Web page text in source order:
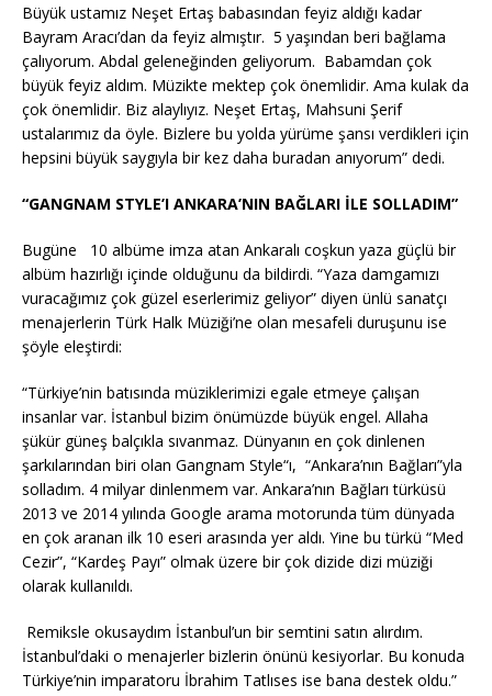
Büyük ustamız Neşet Ertaş babasından feyiz aldığı kadar
Bayram Aracı’dan da feyiz almıştır. 5 yaşından beri bağlama
çalıyorum. Abdal geleneğinden geliyorum. Babamdan çok
büyük feyiz aldım. Müzikte mektep çok önemlidir. Ama kulak da
çok önemlidir. Biz alaylıyız. Neşet Ertaş, Mahsuni Şerif
ustalarımız da öyle. Bizlere bu yolda yürüme şansı verdikleri için
hepsini büyük saygıyla bir kez daha buradan anıyorum” dedi.
“GANGNAM STYLE’I ANKARA’NIN BAĞLARI İLE SOLLADIM”
Bugüne 10 albüme imza atan Ankaralı coşkun yaza güçlü bir
albüm hazırlığı içinde olduğunu da bildirdi. “Yaza damgamızı
vuracağımız çok güzel eserlerimiz geliyor” diyen ünlü sanatçı
menajerlerin Türk Halk Müziği’ne olan mesafeli duruşunu ise
şöyle eleştirdi:
“Türkiye’nin batısında müziklerimizi egale etmeye çalışan
insanlar var. İstanbul bizim önümüzde büyük engel. Allaha
şükür güneş balçıkla sıvanmaz. Dünyanın en çok dinlenen
şarkılarından biri olan Gangnam Style“ı, “Ankara’nın Bağları”yla
solladım. 4 milyar dinlenmem var. Ankara’nın Bağları türküsü
2013 ve 2014 yılında Google arama motorunda tüm dünyada
en çok aranan ilk 10 eseri arasında yer aldı. Yine bu türkü “Med
Cezir”, “Kardeş Payı” olmak üzere bir çok dizide dizi müziği
olarak kullanıldı.
Remiksle okusaydım İstanbul’un bir semtini satın alırdım.
İstanbul’daki o menajerler bizlerin önünü kesiyorlar. Bu konuda
Türkiye’nin imparatoru İbrahim Tatlıses ise bana destek oldu.”